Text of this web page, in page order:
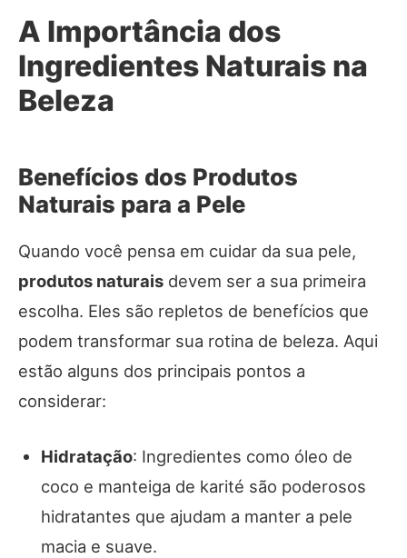
A Importância dos
Ingredientes Naturais na
Beleza
Benefícios dos Produtos
Naturais para a Pele
Quando você pensa em cuidar da sua pele,
produtos naturais devem ser a sua primeira
escolha. Eles são repletos de benefícios que
podem transformar sua rotina de beleza. Aqui
estão alguns dos principais pontos a
considerar:
Hidratação: Ingredientes como óleo de
coco e manteiga de karité são poderosos
hidratantes que ajudam a manter a pele
macia e suave.